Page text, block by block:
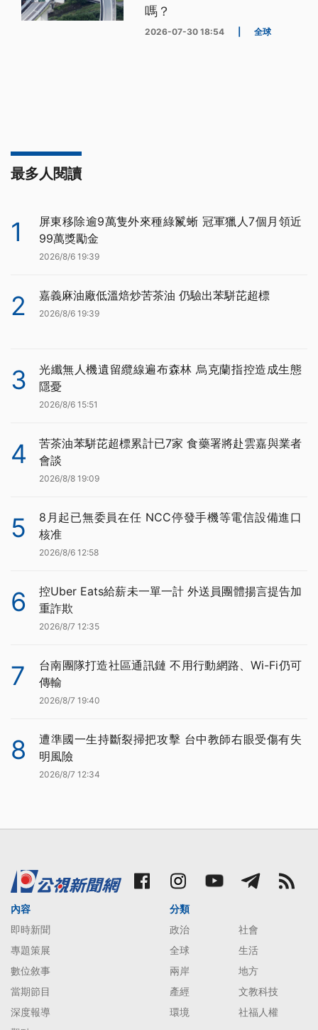
嗎？
2026-07-30 18:54 全球
最多人閱讀
1
屏東移除逾9萬隻外來種綠鬣蜥 冠軍獵人7個月領近
99萬獎勵金
2026/8/6 19:39
2 嘉義麻油廠低溫焙炒苦茶油 仍驗出苯駢芘超標
2026/8/6 19:39
3
光纖無人機遺留纜線遍布森林 烏克蘭指控造成生態
隱憂
2026/8/6 15:51
4
苦茶油苯駢芘超標累計已7家 食藥署將赴雲嘉與業者
會談
2026/8/8 19:09
5
8月起已無委員在任 NCC停發手機等電信設備進口
核准
2026/8/6 12:58
6
控Uber Eats給薪未一單一計 外送員團體揚言提告加
重詐欺
2026/8/7 12:35
7
台南團隊打造社區通訊鏈 不用行動網路、Wi-Fi仍可
傳輸
2026/8/7 19:40
8
遭準國一生持斷裂掃把攻擊 台中教師右眼受傷有失
明風險
2026/8/7 12:34
內容
即時新聞
專題策展
數位敘事
當期節目
深度報導
分類
政治
社會
全球
生活
兩岸
地方
產經
文教科技
環境
社福人權